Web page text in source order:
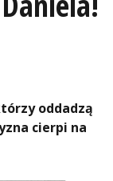
oddadzą
cierpi na